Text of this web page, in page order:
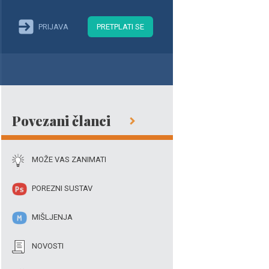
PRIJAVA PRETPLATI SE
Povezani članci
MOŽE VAS ZANIMATI
POREZNI SUSTAV
MIŠLJENJA
NOVOSTI